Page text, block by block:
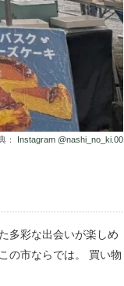
： Instagram @nashi_no_ki.00
多彩な出会いが楽しめ
の市ならでは。 買い物